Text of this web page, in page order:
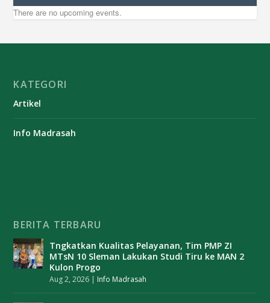
There are no upcoming events.
KATEGORI
Artikel
Info Madrasah
BERITA TERBARU
Tngkatkan Kualitas Pelayanan, Tim PMP ZI
MTsN 10 Sleman Lakukan Studi Tiru ke MAN 2
Kulon Progo
Aug 2, 2026 | Info Madrasah